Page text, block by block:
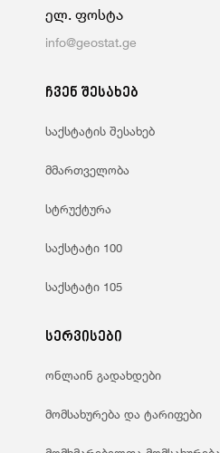
ელ. ფოსტა
info@geostat.ge
ჩვენ შესახებ
საქსტატის შესახებ
მმართველობა
სტრუქტურა
საქსტატი 100
საქსტატი 105
სერვისები
ონლაინ გადახდები
მომსახურება და ტარიფები